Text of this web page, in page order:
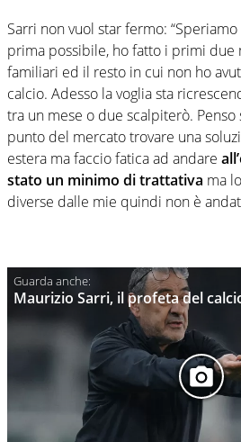
Sarri non vuol star fermo:
prima possibile, ho fatto i primi due
familiari ed il resto in cui non ho
calcio. Adesso la voglia sta
tra un mese o due scalpiterò.
punto del mercato trovare una
estera ma faccio fatica ad andare
stato un minimo di trattativa ma
diverse dalle mie quindi non è
Maurizio Sarri, il profeta del